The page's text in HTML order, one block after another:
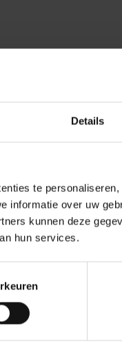
Details
te
informatie over uw
kunnen deze
hun services.